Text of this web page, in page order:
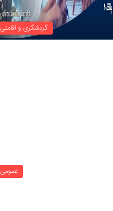
گردشگری و اقامتی
عمومی